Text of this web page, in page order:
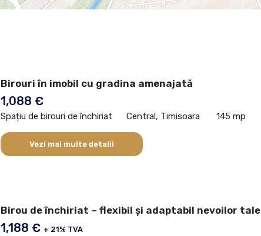
Birouri în imobil cu gradina amenajată
1,088 €
Spațiu de birouri de închiriat Central, Timisoara 145 mp
Vezi mai multe detalii
Birou de închiriat – flexibil și adaptabil nevoilor tale
1,188 € + 21% TVA